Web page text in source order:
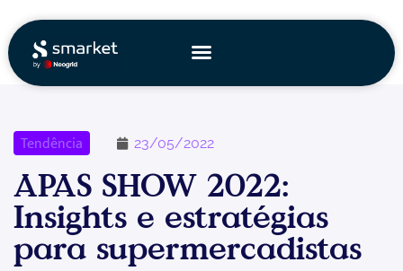
para
conteúdo
Tendência 23/05/2022
APAS SHOW 2022:
Insights e estratégias
para supermercadistas